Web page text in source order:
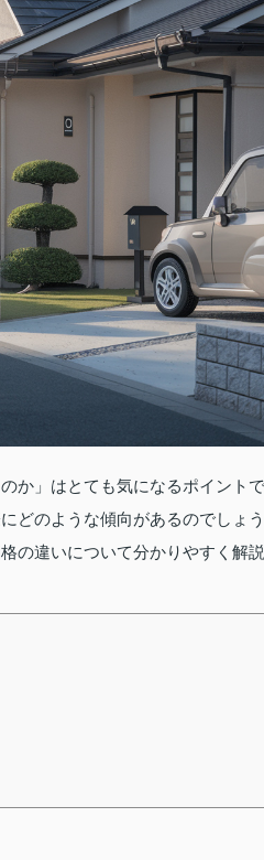
か」はとても気になるポイントで
どのような傾向があるのでしょう
の違いについて分かりやすく解説